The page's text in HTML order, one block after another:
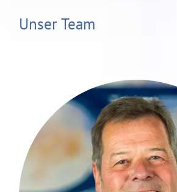
Unser Team
Roman Weißkopf ist ein
versierter
über 3 Jahrzehnte
Finanzsektor. Nach
zum Bankkaufmann
Studium zum